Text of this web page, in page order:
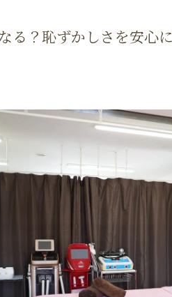
小顔
る？恥ずかしさを安心